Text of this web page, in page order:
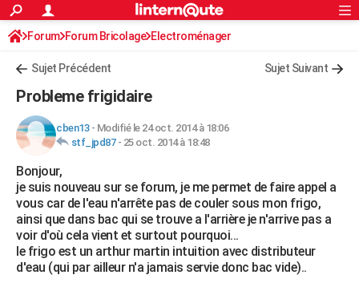
ACTUALITÉS
Politique
Société
Faits Divers
Education
Monde
Villes
+
FINANCE
Retraite
Impôts
Epargne
Immobilier
Risques naturels par ville
Banque
Assurance
Crédit
AUTO
Essais
Réserver un essai
Citadines
Berlines
SUV
Forum auto
+HIGH-TECH
Mobiles
Meilleur smartphone
Internet
Ordinateurs
Jeux vidéo
Guide high-tech
+BRICOLAGE
Forum
Aménagement intérieur
Extérieur
Cuisine
Salle de bains
Jardinage
Rangement
WEEK-END
Guides de France
Escapades
Patrimoine
Expositions
Musées
Week-end nature
S'inscrire
Connexion
Forum Forum Bricolage Electroménager
Sujet Précédent Sujet Suivant
Probleme frigidaire
cben13- Modifié le 24 oct. 2014 à 18:06
stf_jpd87- 25 oct. 2014 à 18:48
Bonjour,
je suis nouveau sur se forum, je me permet de faire appel a
vous car de l'eau n'arrête pas de couler sous mon frigo,
ainsi que dans bac qui se trouve a l'arrière je n'arrive pas a
voir d'où cela vient et surtout pourquoi...
le frigo est un arthur martin intuition avec distributeur
d'eau (qui par ailleur n'a jamais servie donc bac vide)..